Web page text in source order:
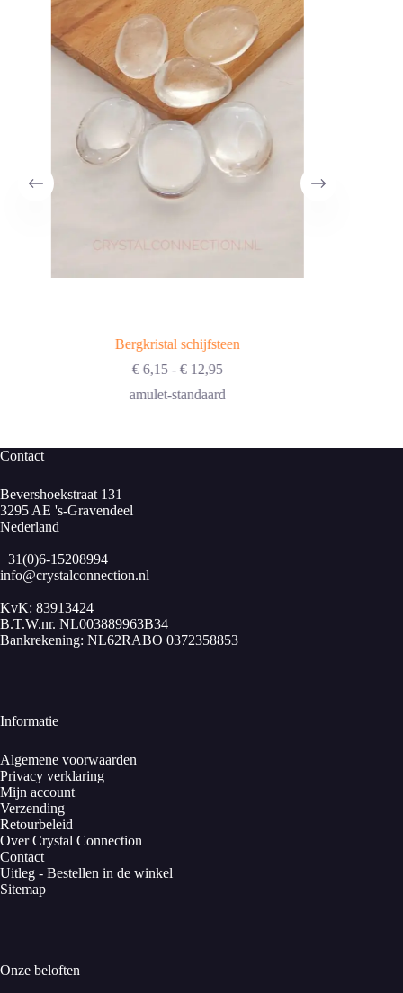
Bergkristal schijfsteen
€6,15 - €12,95Prijsklasse:
tot
amulet-standaard
Contact
Bevershoekstraat 131
3295 AE 's-Gravendeel
Nederland
+31(0)6-15208994
info@crystalconnection.nl
KvK: 83913424
B.T.W.nr. NL003889963B34
Bankrekening: NL62RABO 0372358853
Informatie
Algemene voorwaarden
Privacy verklaring
Mijn account
Verzending
Retourbeleid
Over Crystal Connection
Contact
Uitleg - Bestellen in de winkel
Sitemap
Onze beloften